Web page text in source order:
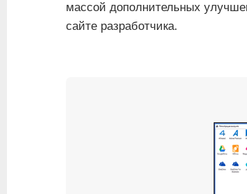
массой дополнительных
сайте разработчика.